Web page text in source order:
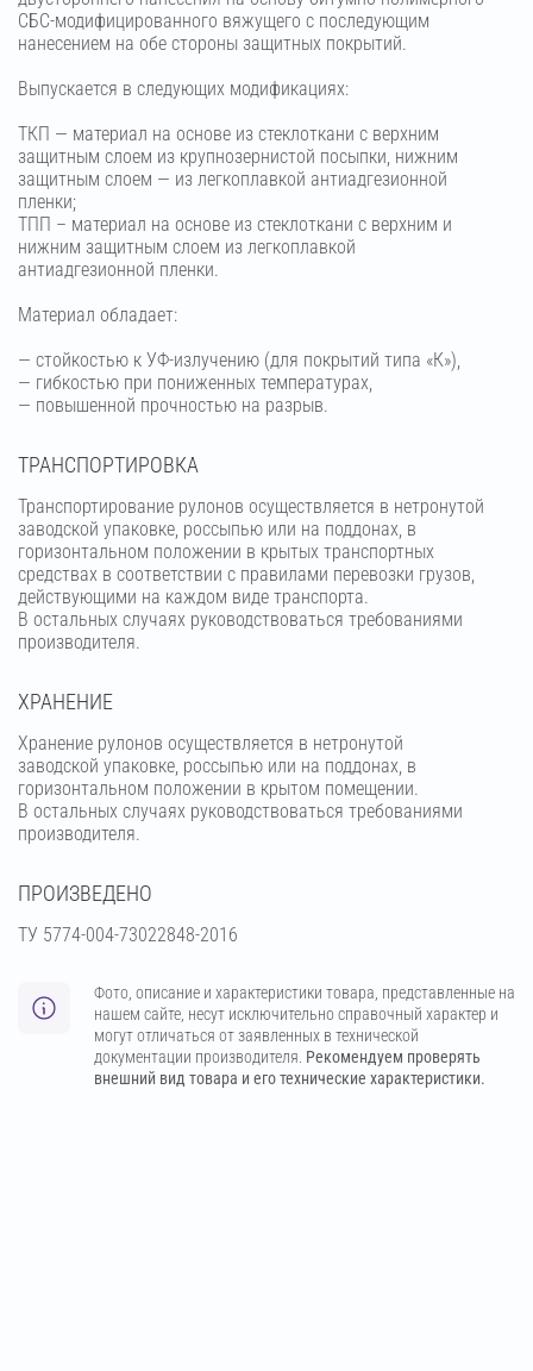
СБС-модифицированного вяжущего с последующим
нанесением на обе стороны защитных покрытий.
Выпускается в следующих модификациях:
ТКП — материал на основе из стеклоткани с верхним
защитным слоем из крупнозернистой посыпки, нижним
защитным слоем — из легкоплавкой антиадгезионной
пленки;
ТПП – материал на основе из стеклоткани с верхним и
нижним защитным слоем из легкоплавкой
антиадгезионной пленки.
Материал обладает:
— стойкостью к УФ-излучению (для покрытий типа «К»),
— гибкостью при пониженных температурах,
— повышенной прочностью на разрыв.
ТРАНСПОРТИРОВКА
Транспортирование рулонов осуществляется в нетронутой
заводской упаковке, россыпью или на поддонах, в
горизонтальном положении в крытых транспортных
средствах в соответствии с правилами перевозки грузов,
действующими на каждом виде транспорта.
В остальных случаях руководствоваться требованиями
производителя.
ХРАНЕНИЕ
Хранение рулонов осуществляется в нетронутой
заводской упаковке, россыпью или на поддонах, в
горизонтальном положении в крытом помещении.
В остальных случаях руководствоваться требованиями
производителя.
ПРОИЗВЕДЕНО
ТУ 5774-004-73022848-2016
Фото, описание и характеристики товара, представленные на
нашем сайте, несут исключительно справочный характер и
могут отличаться от заявленных в технической
документации производителя. Рекомендуем проверять
внешний вид товара и его технические характеристики.